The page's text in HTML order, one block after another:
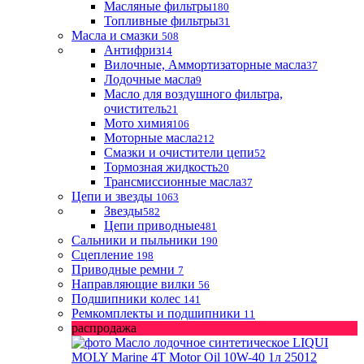
Масляные фильтры180
Топливные фильтры31
Масла и смазки 508
Антифриз14
Вилочные, Аммортизаторные масла37
Лодочные масла9
Масло для воздушного фильтра,
очиститель21
Мото химия106
Моторные масла212
Смазки и очистители цепи52
Тормозная жидкость20
Трансмиссионные масла37
Цепи и звезды 1063
Звезды582
Цепи приводные481
Сальники и пыльники 190
Сцепление 198
Приводные ремни 7
Направляющие вилки 56
Подшипники колес 141
Ремкомплекты и подшипники 11
распродажа